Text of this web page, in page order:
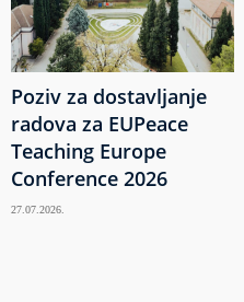
Poziv za dostavljanje
radova za EUPeace
Teaching Europe
Conference 2026
27.07.2026.